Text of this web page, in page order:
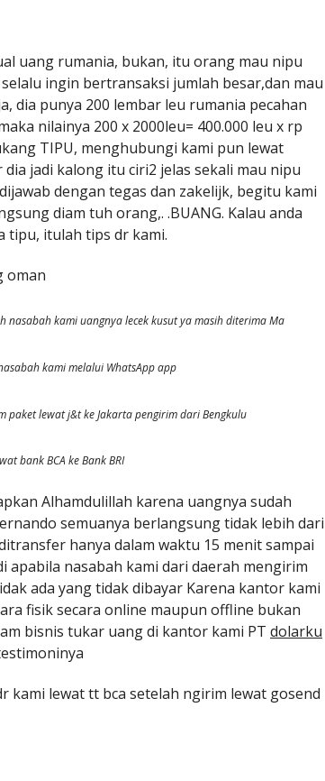
uang rumania, bukan, itu orang mau nipu
ingin bertransaksi jumlah besar,dan mau
dia punya 200 lembar leu rumania pecahan
nilainya 200 x 2000leu= 400.000 leu x rp
TIPU, menghubungi kami pun lewat
jadi kalong itu ciri2 jelas sekali mau nipu
dengan tegas dan zakelijk, begitu kami
diam tuh orang,. .BUANG. Kalau anda
tipu, itulah tips dr kami.
oman
nasabah kami uangnya lecek kusut ya masih diterima Ma
kami melalui WhatsApp app
paket lewat j&t ke Jakarta pengirim dari Bengkulu
bank BCA ke Bank BRI
Alhamdulillah karena uangnya sudah
semuanya berlangsung tidak lebih dari
hanya dalam waktu 15 menit sampai
apabila nasabah kami dari daerah mengirim
ada yang tidak dibayar Karena kantor kami
fisik secara online maupun offline bukan
bisnis tukar uang di kantor kami PT dolarku
kami lewat tt bca setelah ngirim lewat gosend